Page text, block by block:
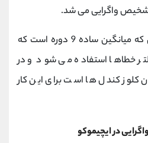
واگرایی می شد.
در مک دی خط سیگنال که میانگین ساده 9 دوره است که
خطاها استفاده می شود و در
کلوز کندل ها است برای این کار
در ایچیموکو